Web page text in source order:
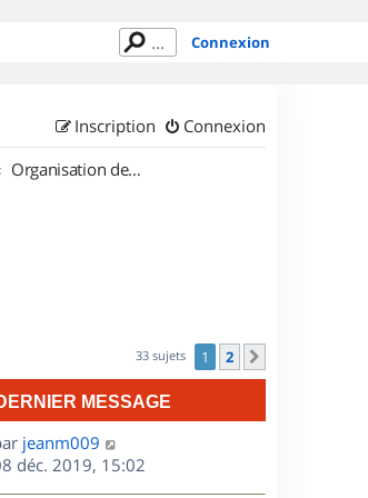
Connexion
Connexion
Inscription
Organisation de sorties en région Haute Normandie
33 sujets 1 2
MESSAGE
jeanm009
déc. 2019, 15:02